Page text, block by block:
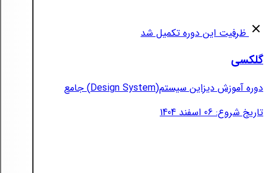
ظرفیت این دوره تکمیل شد
گلکسی
دوره آموزش دیزاین سیستم(Design System) جامع
تاریخ شروع: 06 اسفند 1404